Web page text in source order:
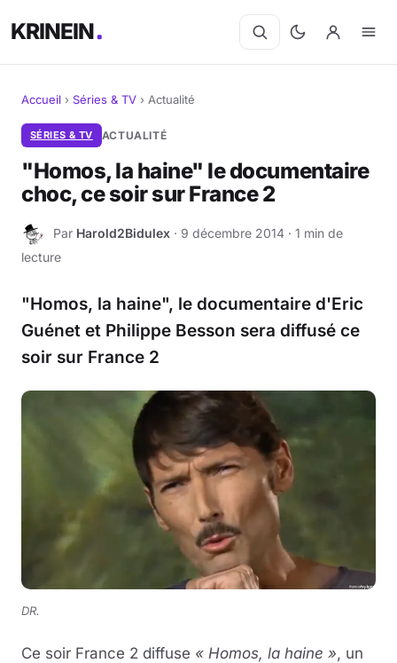
KRINEIN
Cinéma
Séries
BD
Livres
Jeux vidéo
Jeux de société
Sciences & Tech
Accueil › Séries & TV › Actualité
SÉRIES & TV ACTUALITÉ
"Homos, la haine" le documentaire
choc, ce soir sur France 2
H Par Harold2Bidulex · 9 décembre 2014 · 1 min de
lecture
"Homos, la haine", le documentaire d'Eric
Guénet et Philippe Besson sera diffusé ce
soir sur France 2
DR.
Ce soir France 2 diffuse « Homos, la haine », un